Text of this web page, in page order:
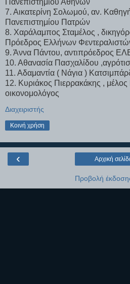
7. Αικατερίνη Σολωμού, αν.
Πανεπιστημίου Πατρών
8. Χαράλαμπος Σταμέλος ,
Πρόεδρος Ελλήνων
9. Άννα Πάντου, αντιπρόεδρος
10. Αθανασία Πασχαλίδου
11. Αδαμαντία ( Νάγια )
12. Κυριάκος Πιερρακάκης ,
οικονομολόγος
Διαχειριστής
Κοινή χρήση
‹ Αρχική
Προβολή